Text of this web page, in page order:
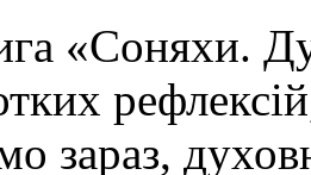
«Соняхи.
зараз,